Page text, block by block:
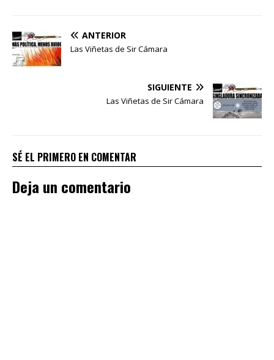
ANTERIOR
Las Viñetas de Sir Cámara
SIGUIENTE
Las Viñetas de Sir Cámara
SÉ EL PRIMERO EN COMENTAR
Deja un comentario